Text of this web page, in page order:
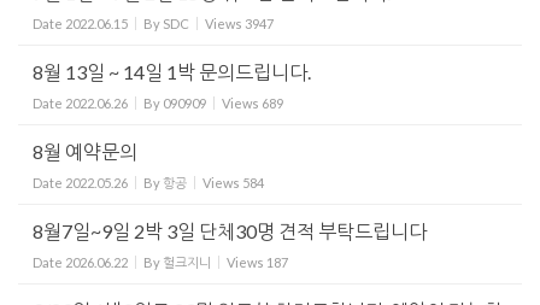
Date 2022.06.15 By SDC Views 3947
8월 13일 ~ 14일 1박 문의드립니다.
Date 2022.06.26 By 090909 Views 689
8월 예약문의
Date 2022.05.26 By 항공 Views 584
8월7일~9일 2박 3일 단체30명 견적 부탁드립니다
Date 2026.06.22 By 헐크지니 Views 187